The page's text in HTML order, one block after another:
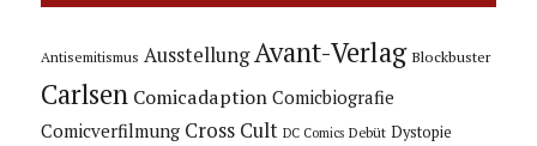
Antisemitismus Ausstellung Avant-Verlag Blockbuster
Carlsen Comicadaption Comicbiografie
Comicverfilmung Cross Cult DC Comics Debüt Dystopie